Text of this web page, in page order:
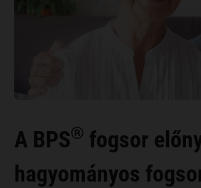
A BPS® fogsor
hagyományos